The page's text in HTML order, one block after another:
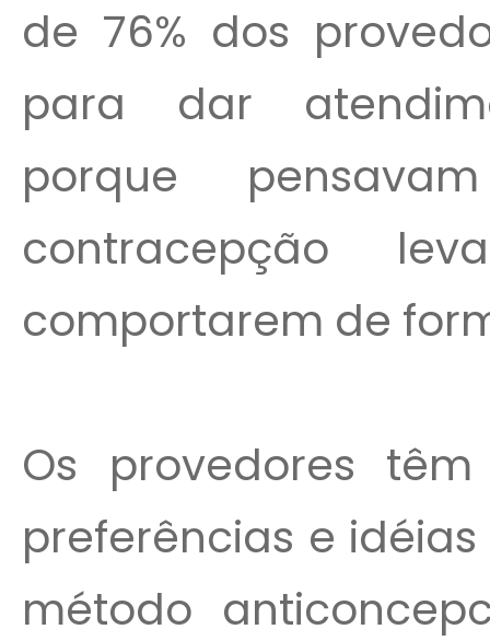
de 76% dos
para dar
porque
contracepção
comportarem de
Os provedores
preferências e
método